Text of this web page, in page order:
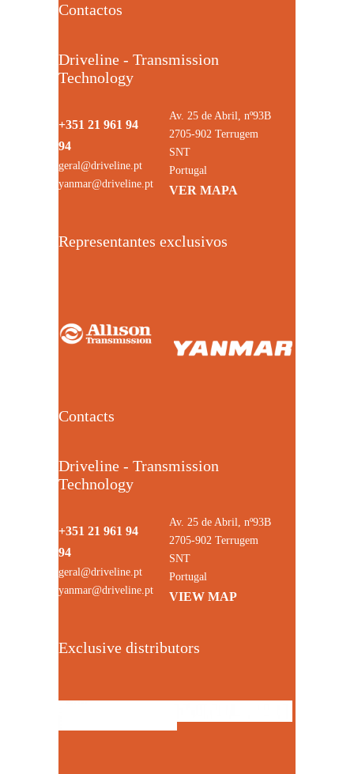
Contactos
Driveline - Transmission
Technology
+351 21 961 94
94
geral@driveline.pt
yanmar@driveline.pt
Av. 25 de Abril, nº93B
2705-902 Terrugem
SNT
Portugal
VER MAPA
Representantes exclusivos
Contacts
Driveline - Transmission
Technology
+351 21 961 94
94
geral@driveline.pt
yanmar@driveline.pt
Av. 25 de Abril, nº93B
2705-902 Terrugem
SNT
Portugal
VIEW MAP
Exclusive distributors